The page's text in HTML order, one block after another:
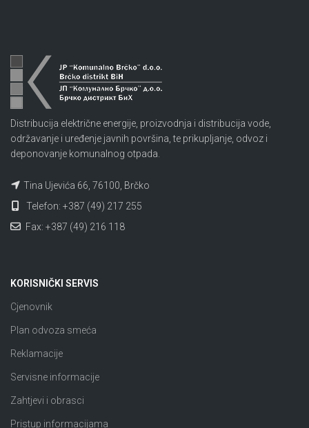
Distribucija električne energije, proizvodnja i distribucija vode,
održavanje i uređenje javnih površina, te prikupljanje, odvoz i
deponovanje komunalnog otpada.
Tina Ujevića 66, 76100, Brčko
Telefon: +387 (49) 217 255
Fax: +387 (49) 216 118
KORISNIČKI SERVIS
Cjenovnik
Plan odvoza smeća
Reklamacije
Servisne informacije
Zahtjevi i obrasci
Pristup informacijama